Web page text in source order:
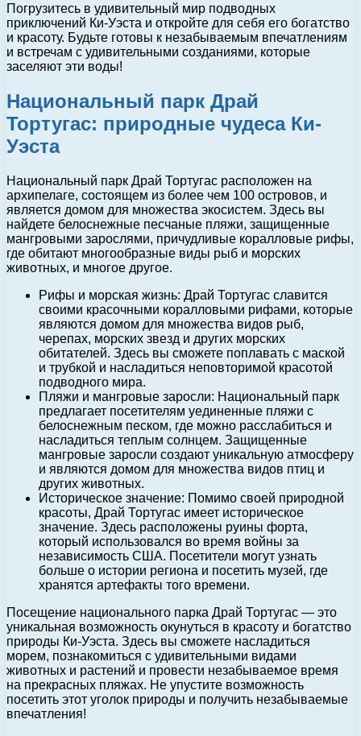
Погрузитесь в удивительный мир подводных
приключений Ки-Уэста и откройте для себя его богатство
и красоту. Будьте готовы к незабываемым впечатлениям
и встречам с удивительными созданиями, которые
заселяют эти воды!
Национальный парк Драй
Тортугас: природные чудеса Ки-
Уэста
Национальный парк Драй Тортугас расположен на
архипелаге, состоящем из более чем 100 островов, и
является домом для множества экосистем. Здесь вы
найдете белоснежные песчаные пляжи, защищенные
мангровыми зарослями, причудливые коралловые рифы,
где обитают многообразные виды рыб и морских
животных, и многое другое.
Рифы и морская жизнь: Драй Тортугас славится
своими красочными коралловыми рифами, которые
являются домом для множества видов рыб,
черепах, морских звезд и других морских
обитателей. Здесь вы сможете поплавать с маской
и трубкой и насладиться неповторимой красотой
подводного мира.
Пляжи и мангровые заросли: Национальный парк
предлагает посетителям уединенные пляжи с
белоснежным песком, где можно расслабиться и
насладиться теплым солнцем. Защищенные
мангровые заросли создают уникальную атмосферу
и являются домом для множества видов птиц и
других животных.
Историческое значение: Помимо своей природной
красоты, Драй Тортугас имеет историческое
значение. Здесь расположены руины форта,
который использовался во время войны за
независимость США. Посетители могут узнать
больше о истории региона и посетить музей, где
хранятся артефакты того времени.
Посещение национального парка Драй Тортугас — это
уникальная возможность окунуться в красоту и богатство
природы Ки-Уэста. Здесь вы сможете насладиться
морем, познакомиться с удивительными видами
животных и растений и провести незабываемое время
на прекрасных пляжах. Не упустите возможность
посетить этот уголок природы и получить незабываемые
впечатления!